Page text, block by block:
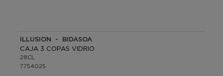
ILLUSION - BIDASOA
CAJA 3 COPAS VIDRIO
28CL
7754025